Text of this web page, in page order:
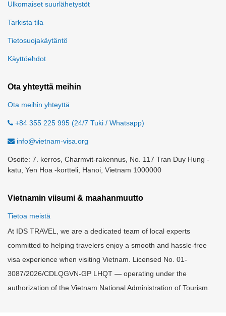
Ulkomaiset suurlähetystöt
Tarkista tila
Tietosuojakäytäntö
Käyttöehdot
Ota yhteyttä meihin
Ota meihin yhteyttä
+84 355 225 995 (24/7 Tuki / Whatsapp)
info@vietnam-visa.org
Osoite: 7. kerros, Charmvit-rakennus, No. 117 Tran Duy Hung -
katu, Yen Hoa -kortteli, Hanoi, Vietnam 1000000
Vietnamin viisumi & maahanmuutto
Tietoa meistä
At IDS TRAVEL, we are a dedicated team of local experts
committed to helping travelers enjoy a smooth and hassle-free
visa experience when visiting Vietnam. Licensed No. 01-
3087/2026/CDLQGVN-GP LHQT — operating under the
authorization of the Vietnam National Administration of Tourism.